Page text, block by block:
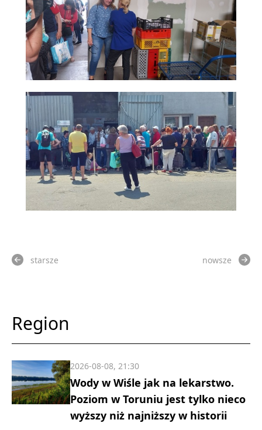
starsze nowsze
Region
Wody w Wiśle jak na lekarstwo.
Poziom w Toruniu jest tylko nieco
wyższy niż najniższy w historii
2026-08-08, 21:30